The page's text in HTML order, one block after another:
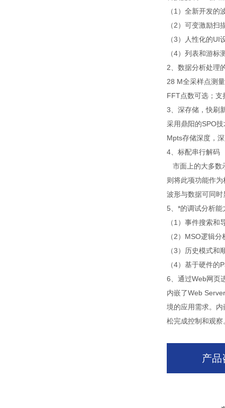
（1）全新开发
（2）可变激励
（3）人性化的UI
（4）列表和游标
2、数据分析处理
28 M全采样点测
FFT点数可选；
3、深存储，快刷
采用鼎阳的SPO
Mpts存储深度，
4、标配串行解码
市面上的大多数
则将此项功能作
波形与数据可同
5、*的调试分析能
（1）事件搜索和
（2）MSO逻辑
（3）历史模式
（4）基于硬件
6、通过Web网页
内嵌了Web
境的应用需求。
松完成控制和观察
产品